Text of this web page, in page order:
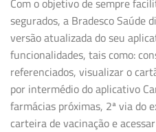
segurados, a Bradesco Saúde
versão atualizada do seu
funcionalidades, tais como:
referenciados, visualizar o
por intermédio do aplicativo
farmácias próximas, 2ª via do
carteira de vacinação e